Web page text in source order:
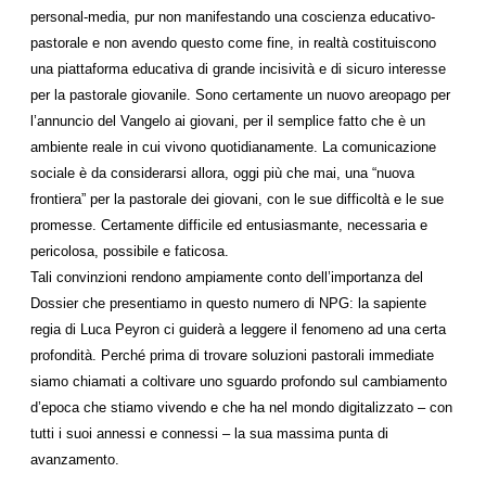
personal-media, pur non manifestando una coscienza educativo-
pastorale e non avendo questo come fine, in realtà costituiscono
una piattaforma educativa di grande incisività e di sicuro interesse
per la pastorale giovanile. Sono certamente un nuovo areopago per
l’annuncio del Vangelo ai giovani, per il semplice fatto che è un
ambiente reale in cui vivono quotidianamente. La comunicazione
sociale è da considerarsi allora, oggi più che mai, una “nuova
frontiera” per la pastorale dei giovani, con le sue difficoltà e le sue
promesse. Certamente difficile ed entusiasmante, necessaria e
pericolosa, possibile e faticosa.
Tali convinzioni rendono ampiamente conto dell’importanza del
Dossier che presentiamo in questo numero di NPG: la sapiente
regia di Luca Peyron ci guiderà a leggere il fenomeno ad una certa
profondità. Perché prima di trovare soluzioni pastorali immediate
siamo chiamati a coltivare uno sguardo profondo sul cambiamento
d’epoca che stiamo vivendo e che ha nel mondo digitalizzato – con
tutti i suoi annessi e connessi – la sua massima punta di
avanzamento.